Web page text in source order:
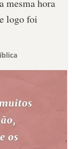
mesma hora
logo foi